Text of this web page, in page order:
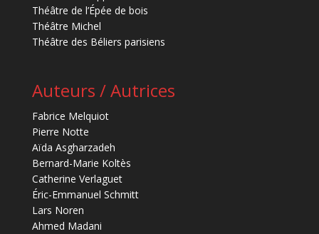
Théâtre de l’Épée de bois
Théâtre Michel
Théâtre des Béliers parisiens
Auteurs / Autrices
Fabrice Melquiot
Pierre Notte
Aïda Asgharzadeh
Bernard-Marie Koltès
Catherine Verlaguet
Éric-Emmanuel Schmitt
Lars Noren
Ahmed Madani